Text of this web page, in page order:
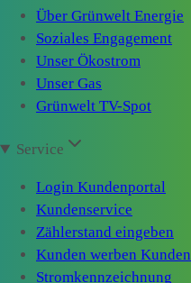
Über Grünwelt Energie
Soziales Engagement
Unser Ökostrom
Unser Gas
Grünwelt TV-Spot
Service
Login Kundenportal
Kundenservice
Zählerstand eingeben
Kunden werben Kunden
Stromkennzeichnung